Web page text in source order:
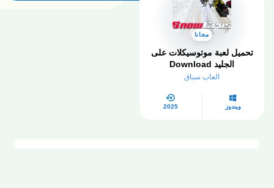
مجانا
تحميل لعبة موتوسيكلات على
الجليد Download
SnowCross
العاب سباق
ويندوز 2025